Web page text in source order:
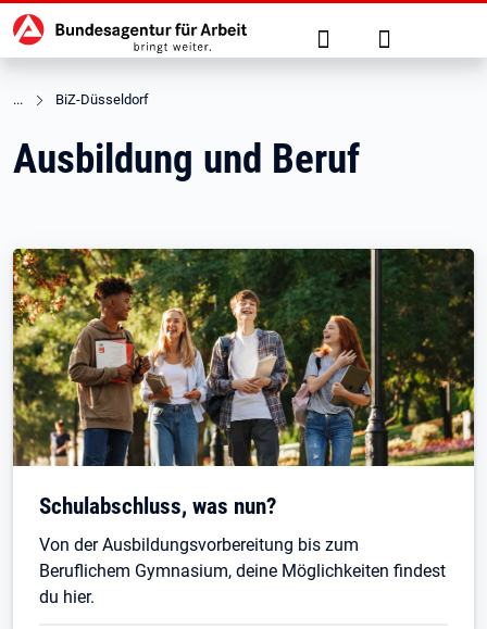
zu den Hauptinhalten springen
Hauptnavigation Suche Anmelden
BiZ-Düsseldorf
Ausbildung und Beruf
Schulabschluss, was nun?
Von der Ausbildungsvorbereitung bis zum
Beruflichem Gymnasium, deine Möglichkeiten findest
du hier.